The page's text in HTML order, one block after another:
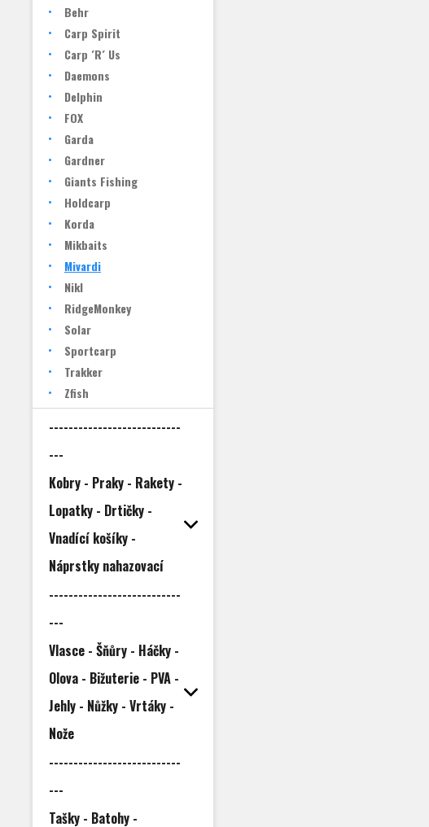
Behr
Carp Spirit
Carp ´R´ Us
Daemons
Delphin
FOX
Garda
Gardner
Giants Fishing
Holdcarp
Korda
Mikbaits
Mivardi
Nikl
RidgeMonkey
Solar
Sportcarp
Trakker
Zfish
---------------------------
---
Kobry - Praky - Rakety -
Lopatky - Drtičky -
Vnadící košíky -
Náprstky nahazovací
---------------------------
---
Vlasce - Šňůry - Háčky -
Olova - Bižuterie - PVA -
Jehly - Nůžky - Vrtáky -
Nože
---------------------------
---
Tašky - Batohy -